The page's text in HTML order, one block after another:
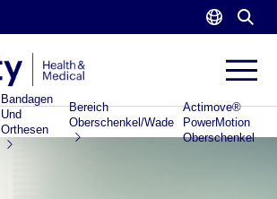
Bandagen
Und
Orthesen
Bereich
Oberschenkel/Wade
Actimove®
PowerMotion
Oberschenkel